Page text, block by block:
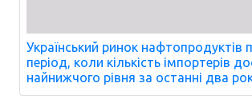
Український ринок нафтопродуктів
період, коли кількість імпортерів
найнижчого рівня за останні два